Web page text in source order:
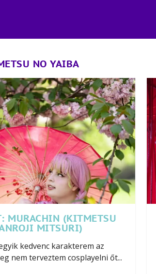
NO YAIBA
MURACHIN (KITMETSU
MITSURI)
kedvenc karakterem az
nem terveztem cosplayelni őt...